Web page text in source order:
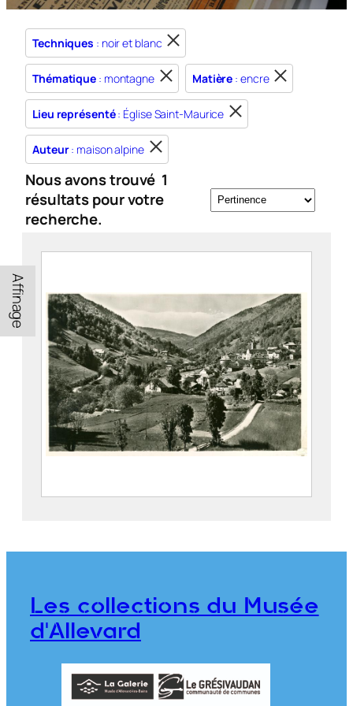
Techniques : noir et blanc
Thématique : montagne Matière : encre
Lieu représenté: Église Saint-Maurice
Auteur: maison alpine
Nous avons trouvé 1
résultats pour votre
recherche.
Affinage
Le village de Pinsot
Marcellin, 1893 – Allevard, 1962)
CE2020.1.471
Les collections du Musée
d'Allevard